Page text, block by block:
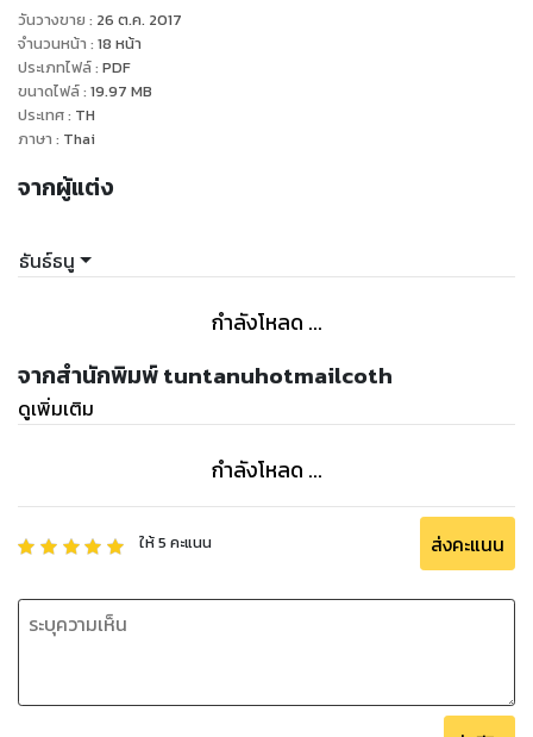
วันวางขาย : 26 ต.ค. 2017
จำนวนหน้า : 18 หน้า
ประเภทไฟล์: PDF
ขนาดไฟล์: 19.97 MB
ประเทศ: TH
ภาษา : Thai
จากผู้แต่ง
ธันธ์ธนู
กำลังโหลด ...
จากสำนักพิมพ์ tuntanuhotmailcoth
ดูเพิ่มเติม
กำลังโหลด ...
ให้5 คะแนน ส่งคะแนน